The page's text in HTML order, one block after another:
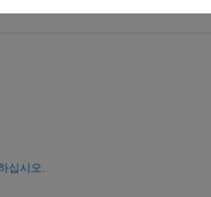
십시오.